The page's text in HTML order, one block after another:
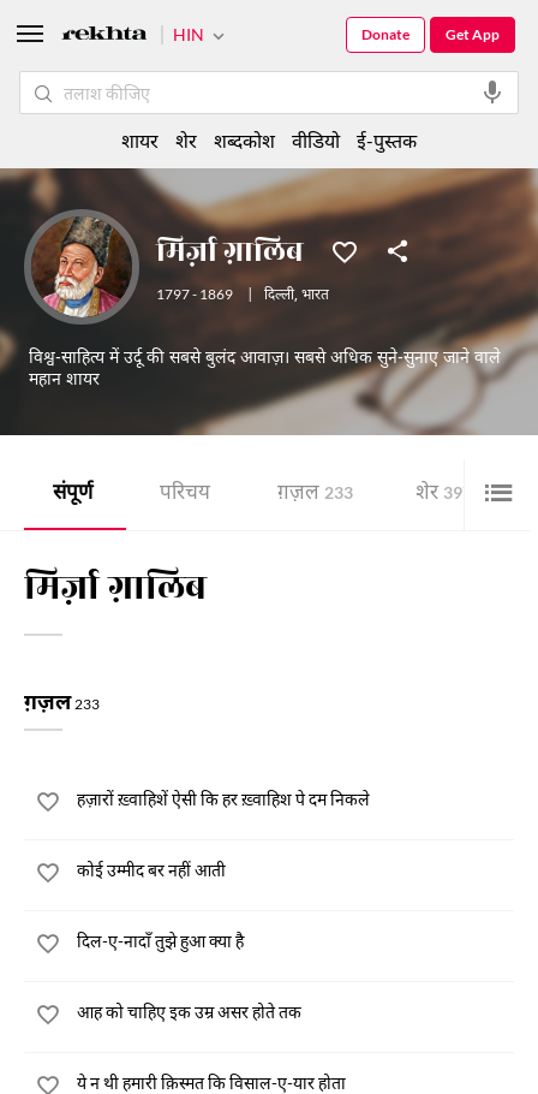
मिर्ज़ा ग़ालिब
1797 - 1869 दिल्ली, भारत
विश्व-साहित्य में उर्दू की सबसे बुलंद आवाज़। सबसे अधिक सुने-सुनाए जाने वाले
महान शायर
संपूर्ण परिचय ग़ज़ल 233 शेर 397
मिर्ज़ा ग़ालिब
ग़ज़ल233
हज़ारों ख़्वाहिशें ऐसी कि हर ख़्वाहिश पे दम निकले
कोई उम्मीद बर नहीं आती
दिल-ए-नादाँ तुझे हुआ क्या है
आह को चाहिए इक उम्र असर होते तक
ये न थी हमारी क़िस्मत कि विसाल-ए-यार होता
HIN Get App
Donate
शायर शेर शब्दकोश वीडियो ई-पुस्तक